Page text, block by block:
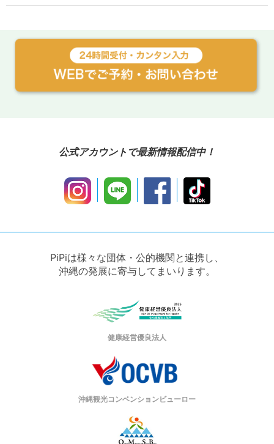
公式アカウントで最新情報配信中！
PiPiは様々な団体・公的機関と連携し、
沖縄の発展に寄与してまいります。
健康経営優良法人
沖縄観光コンベンションビューロー